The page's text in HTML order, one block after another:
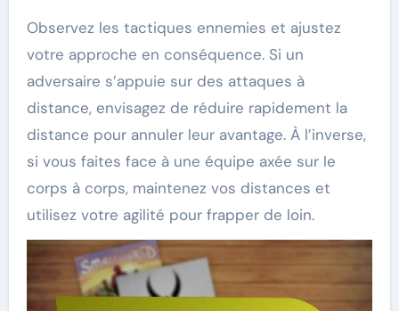
Observez les tactiques ennemies et ajustez
votre approche en conséquence. Si un
adversaire s’appuie sur des attaques à
distance, envisagez de réduire rapidement la
distance pour annuler leur avantage. À l’inverse,
si vous faites face à une équipe axée sur le
corps à corps, maintenez vos distances et
utilisez votre agilité pour frapper de loin.